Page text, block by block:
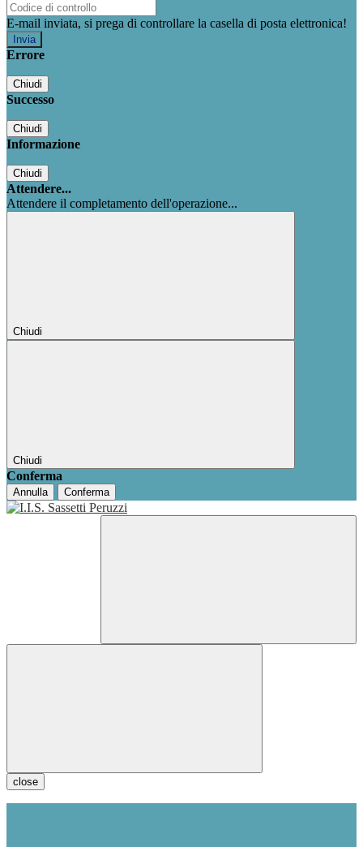
E-mail inviata, si prega di controllare la casella di posta elettronica!
Errore
Chiudi
Successo
Chiudi
Informazione
Chiudi
Attendere...
Attendere il completamento dell'operazione...
Chiudi
Chiudi
Conferma
Annulla Conferma
close